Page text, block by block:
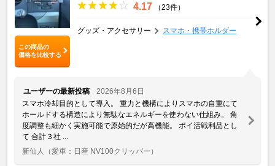
この商品の
価格を比較する
4.17 （23件）
グッズ・アクセサリー スマホ・携帯ホルダー
ユーザーの最新投稿
2026年8月6日
スマホ冷却目的として導入。 重力と機構によりスマホの自重にて
ホールドする構造により無駄なエネルギーを使わない仕組み。 角
度調整も細かく実施可能で原始的だが高機能。 ポイ活戦利品とし
て 合計３社 ...
新仙人
（愛車：日産 NV100クリッパー）